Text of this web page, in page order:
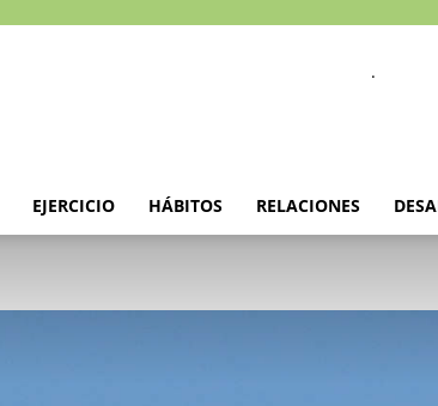
.
EJERCICIO HÁBITOS RELACIONES